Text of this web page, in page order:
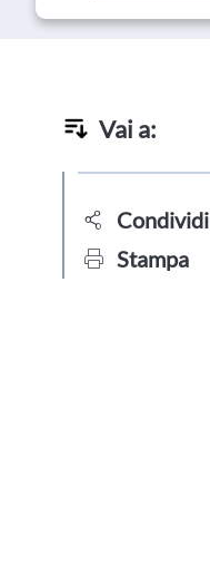
Vai a:
Condividi
Stampa